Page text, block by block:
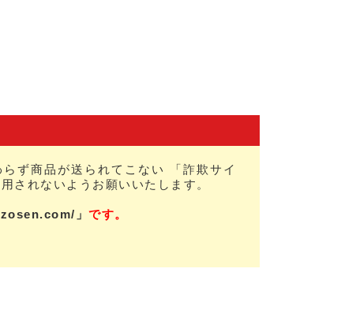
ず商品が送られてこない 「詐欺サイ
されないようお願いいたします。
」 です。